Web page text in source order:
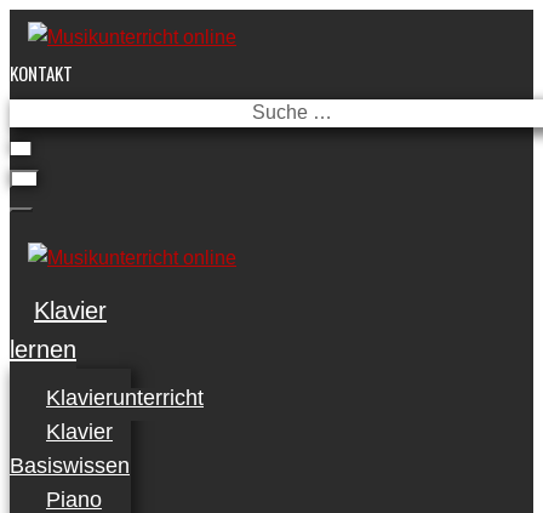
Skip
content
KONTAKT
…
Klavier
lernen
Klavierunterricht
Klavier
Basiswissen
Piano